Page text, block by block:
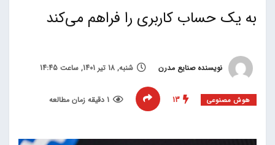
به یک حساب کاربری را فراهم می‌کند
نویسنده صنایع مدرن شنبه, 18 تیر 1401, ساعت 14:45
هوش مصنوعی 13 1 دقیقه زمان مطالعه